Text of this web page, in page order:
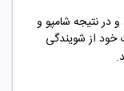
در نتیجه شامپو و
خود از شویندگی